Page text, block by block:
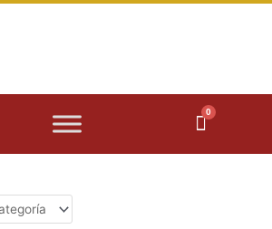
0
Carrito